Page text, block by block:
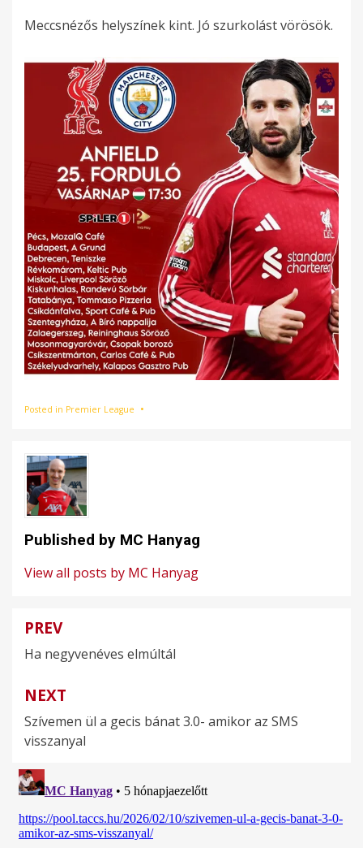
Meccsnézős helyszínek kint. Jó szurkolást vörösök.
Posted in Premier League
Published by MC Hanyag
View all posts by MC Hanyag
Bejegyzés
navigáció
PREV
Ha negyvenéves elmúltál
NEXT
Szívemen ül a gecis bánat 3.0- amikor az SMS
visszanyal